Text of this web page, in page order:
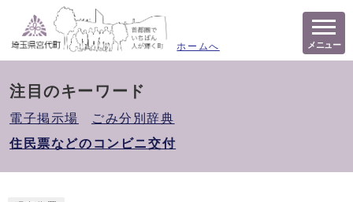
ホームへ メニュー
注目のキーワード
電子掲示場
ごみ分別辞典
住民票などのコンビニ交付